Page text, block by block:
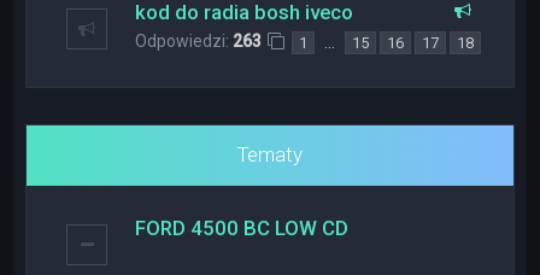
kod do radia bosh iveco
Odpowiedzi: 263 1 … 15 16 17 18
Tematy
FORD 4500 BC LOW CD